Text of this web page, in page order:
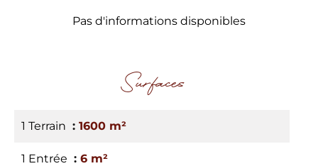
Pas d'informations disponibles
Surfaces
1 Terrain 1600 m²
1 Entrée 6 m²